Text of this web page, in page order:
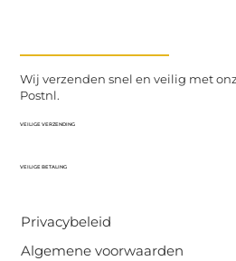
Wij verzenden snel en veilig met
Postnl.
VEILIGE VERZENDING
VEILIGE BETALING
Privacybeleid
Algemene voorwaarden